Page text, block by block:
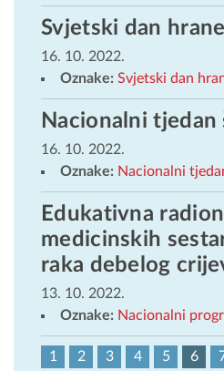
Svjetski dan hrane
16. 10. 2022.
Oznake: Svjetski dan
Nacionalni
16. 10. 2022.
Oznake: Nacionalni
Edukativna
medicinskih
raka debelog
13. 10. 2022.
Oznake: Nacionalni
1 2 3 4 5 6